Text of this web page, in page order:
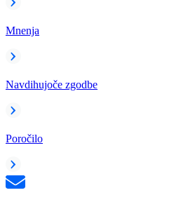
Mnenja
Navdihujoče zgodbe
Poročilo